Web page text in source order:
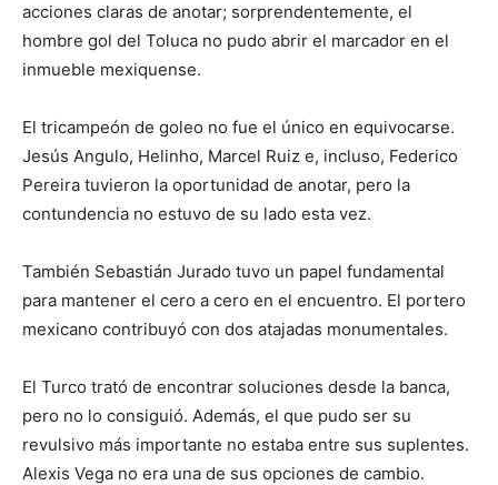
acciones claras de anotar; sorprendentemente, el
hombre gol del Toluca no pudo abrir el marcador en el
inmueble mexiquense.
El tricampeón de goleo no fue el único en equivocarse.
Jesús Angulo, Helinho, Marcel Ruiz e, incluso, Federico
Pereira tuvieron la oportunidad de anotar, pero la
contundencia no estuvo de su lado esta vez.
También Sebastián Jurado tuvo un papel fundamental
para mantener el cero a cero en el encuentro. El portero
mexicano contribuyó con dos atajadas monumentales.
El Turco trató de encontrar soluciones desde la banca,
pero no lo consiguió. Además, el que pudo ser su
revulsivo más importante no estaba entre sus suplentes.
Alexis Vega no era una de sus opciones de cambio.